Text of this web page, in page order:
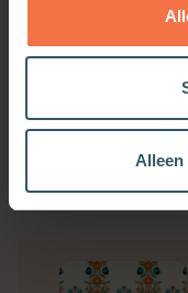
Alleen
2027
Meer